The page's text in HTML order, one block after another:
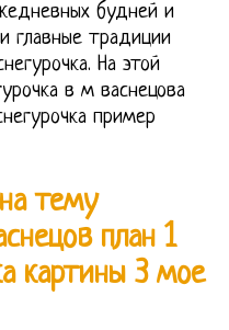
будней и
главные традиции
На этой
в м васнецова
пример
тему
план 1
картины 3 мое